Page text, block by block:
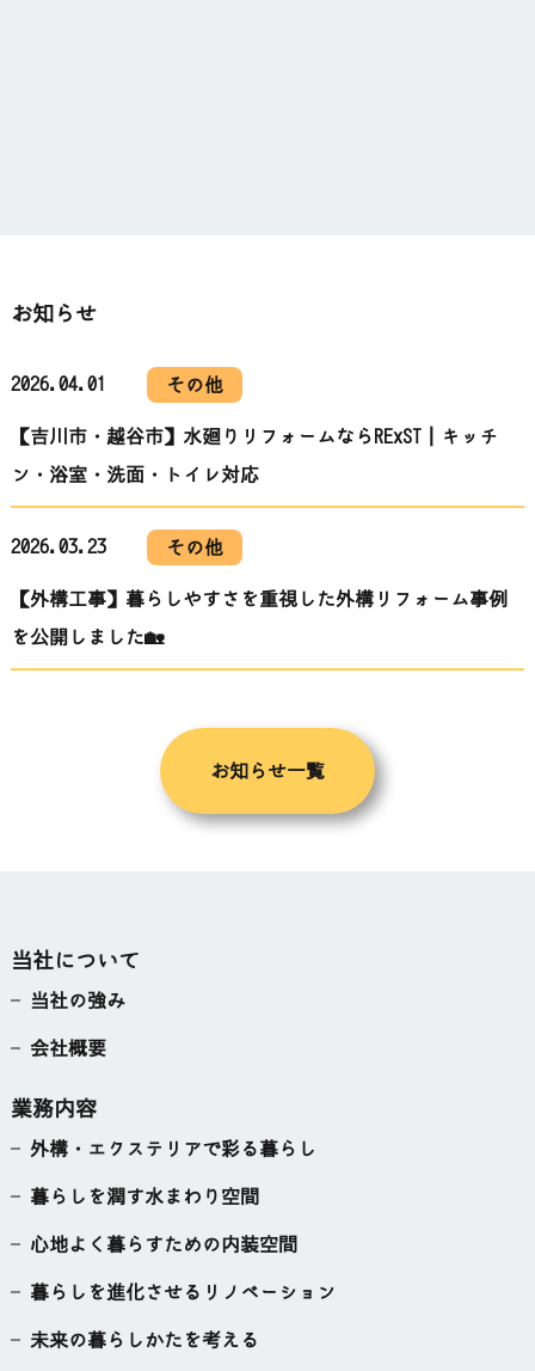
お知らせ
2026.04.01 その他
【吉川市・越谷市】水廻りリフォームならRExST｜キッチ
ン・浴室・洗面・トイレ対応
2026.03.23 その他
【外構工事】暮らしやすさを重視した外構リフォーム事例
を公開しました🏡
お知らせ一覧
当社について
当社の強み
会社概要
業務内容
外構・エクステリアで彩る暮らし
暮らしを潤す水まわり空間
心地よく暮らすための内装空間
暮らしを進化させるリノベーション
未来の暮らしかたを考える